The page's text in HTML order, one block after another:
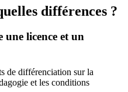
différences ?
une licence et un
de différenciation sur la
et les conditions